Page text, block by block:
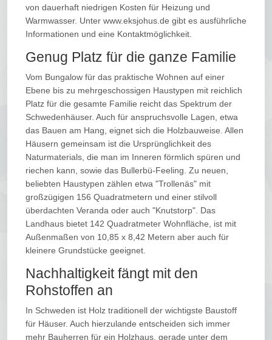
von dauerhaft niedrigen Kosten für Heizung und
Warmwasser. Unter www.eksjohus.de gibt es ausführliche
Informationen und eine Kontaktmöglichkeit.
Genug Platz für die ganze Familie
Vom Bungalow für das praktische Wohnen auf einer
Ebene bis zu mehrgeschossigen Haustypen mit reichlich
Platz für die gesamte Familie reicht das Spektrum der
Schwedenhäuser. Auch für anspruchsvolle Lagen, etwa
das Bauen am Hang, eignet sich die Holzbauweise. Allen
Häusern gemeinsam ist die Ursprünglichkeit des
Naturmaterials, die man im Inneren förmlich spüren und
riechen kann, sowie das Bullerbü-Feeling. Zu neuen,
beliebten Haustypen zählen etwa "Trollenäs" mit
großzügigen 156 Quadratmetern und einer stilvoll
überdachten Veranda oder auch "Knutstorp". Das
Landhaus bietet 142 Quadratmeter Wohnfläche, ist mit
Außenmaßen von 10,85 x 8,42 Metern aber auch für
kleinere Grundstücke geeignet.
Nachhaltigkeit fängt mit den
Rohstoffen an
In Schweden ist Holz traditionell der wichtigste Baustoff
für Häuser. Auch hierzulande entscheiden sich immer
mehr Bauherren für ein Holzhaus, gerade unter dem